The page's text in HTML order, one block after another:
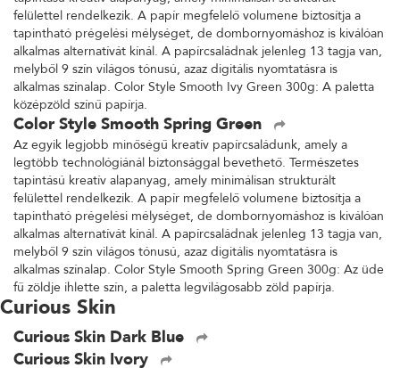
felülettel rendelkezik. A papír megfelelő volumene biztosítja a
tapintható prégelési mélységet, de dombornyomáshoz is kiválóan
alkalmas alternatívát kínál. A papírcsaládnak jelenleg 13 tagja van,
melyből 9 szín világos tónusú, azaz digitális nyomtatásra is
alkalmas színalap. Color Style Smooth Ivy Green 300g: A paletta
középzöld színű papírja.
Color Style Smooth Spring Green
Az egyik legjobb minőségű kreatív papírcsaládunk, amely a
legtöbb technológiánál biztonsággal bevethető. Természetes
tapintású kreatív alapanyag, amely minimálisan strukturált
felülettel rendelkezik. A papír megfelelő volumene biztosítja a
tapintható prégelési mélységet, de dombornyomáshoz is kiválóan
alkalmas alternatívát kínál. A papírcsaládnak jelenleg 13 tagja van,
melyből 9 szín világos tónusú, azaz digitális nyomtatásra is
alkalmas színalap. Color Style Smooth Spring Green 300g: Az üde
fű zöldje ihlette szín, a paletta legvilágosabb zöld papírja.
Curious Skin
Curious Skin Dark Blue
Curious Skin Ivory